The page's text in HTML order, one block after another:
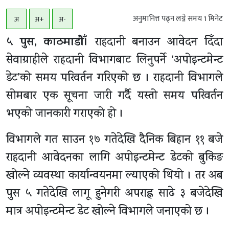
अ अ+ अ- अनुमानित्त पढ्न लग्ने समय1मिनेट
५ पुस, काठमाडाैँ। राहदानी बनाउन आवेदन दिँदा
सेवाग्राहीले राहदानी विभागबाट लिनुपर्ने ‘अपोइन्टमेन्ट
डेट’को समय परिवर्तन गरिएको छ । राहदानी विभागले
सोमबार एक सूचना जारी गर्दै यस्तो समय परिवर्तन
भएको जानकारी गराएको हो ।
विभागले गत साउन १७ गतेदेखि दैनिक बिहान ११ बजे
राहदानी आवेदनका लागि अपोइन्टमेन्ट डेटको बुकिङ
खोल्ने व्यवस्था कार्यान्वयनमा ल्याएको थियो । तर अब
पुस ५ गतेदेखि लागू हुनेगरी अपराह्न साढे ३ बजेदेखि
मात्र अपोइन्टमेन्ट डेट खोल्ने विभागले जनाएको छ ।